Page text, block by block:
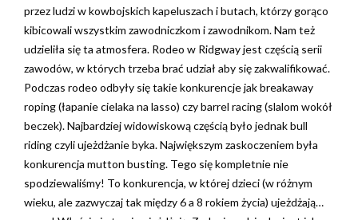
przez ludzi w kowbojskich kapeluszach i butach, którzy gorąco
kibicowali wszystkim zawodniczkom i zawodnikom. Nam też
udzieliła się ta atmosfera. Rodeo w Ridgway jest częścią serii
zawodów, w których trzeba brać udział aby się zakwalifikować.
Podczas rodeo odbyły się takie konkurencje jak breakaway
roping (łapanie cielaka na lasso) czy barrel racing (slalom wokół
beczek). Najbardziej widowiskową częścią było jednak bull
riding czyli ujeżdżanie byka. Największym zaskoczeniem była
konkurencja mutton busting. Tego się kompletnie nie
spodziewaliśmy! To konkurencja, w której dzieci (w różnym
wieku, ale zazwyczaj tak między 6 a 8 rokiem życia) ujeżdżają…